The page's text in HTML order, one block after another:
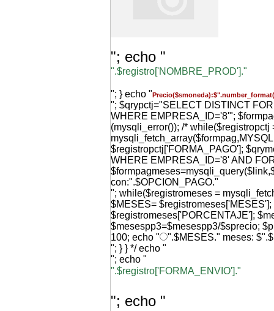
"; echo "
".$registro['NOMBRE_PROD']."
"; } echo "
"; $qrypctj="SELECT DISTINCT
WHERE EMPRESA_ID='8'";
(mysqli_error()); /* while($registropctj
$registropctj['FORMA_PAGO'];
WHERE EMPRESA_ID='8' AND
con:".$OPCION_PAGO."
"; while($registromeses =
$MESES=
$registromeses['PORCENTAJE'];
$mesespp3=$mesespp3/$sprecio;
100; echo "
".$MESES." meses:
"; } } */ echo "
"; echo "
".$registro['FORMA_ENVIO']."
"; echo "